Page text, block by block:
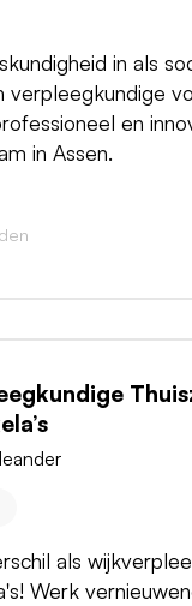
in als
verpleegkundige
en
in Assen.
als
Werk